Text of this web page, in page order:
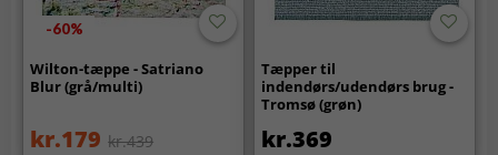
-60%
Wilton-tæppe - Satriano
Blur (grå/multi)
kr.179 kr.439
Tæpper til
indendørs/udendørs brug -
Tromsø (grøn)
kr.369